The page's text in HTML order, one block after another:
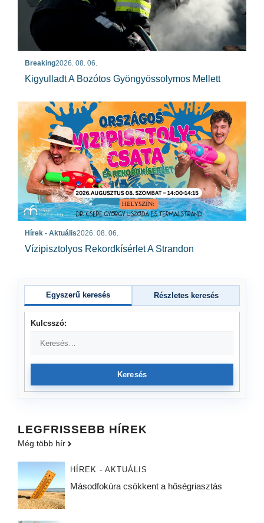
Breaking2026. 08. 06.
Kigyulladt A Bozótos Gyöngyössolymos Mellett
Hírek - Aktuális2026. 08. 06.
Vízipisztolyos Rekordkísérlet A Strandon
Egyszerű keresés Részletes keresés
Kulcsszó:
Keresés
LEGFRISSEBB HÍREK
Még több hír
HÍREK - AKTUÁLIS
Másodfokúra csökkent a hőségriasztás